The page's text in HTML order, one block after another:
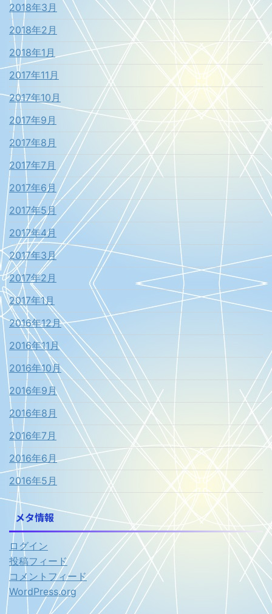
2018年3月
2018年2月
2018年1月
2017年11月
2017年10月
2017年9月
2017年8月
2017年7月
2017年6月
2017年5月
2017年4月
2017年3月
2017年2月
2017年1月
2016年12月
2016年11月
2016年10月
2016年9月
2016年8月
2016年7月
2016年6月
2016年5月
メタ情報
ログイン
投稿フィード
コメントフィード
WordPress.org